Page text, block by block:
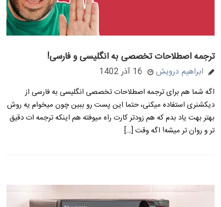
ترجمه اصطلاحات تخصصی به انگلیسی و فارسی!
ابراهیم درویش 16 آذر 1402
اگه شما هم برای ترجمه اصطلاحات تخصصی انگلیسی به فارسی از
دیکشنری استفاده میکنی، حتما این پست رو ببین چون میخوام یه روش
بهتر بهت یاد بدم که هم زودتر کارت راه میوفته هم اینکه ترجمه ات دقیق
تر و روان تر میشه! اگه وقت […]